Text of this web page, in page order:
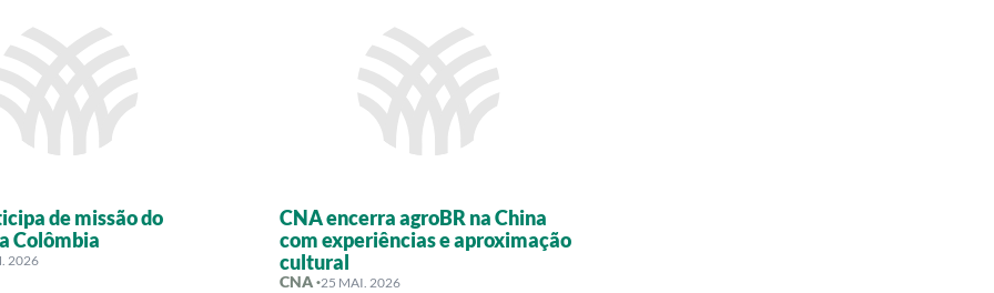
de missão do
Colômbia
2026
CNA encerra agroBR na China
com experiências e aproximação
cultural
CNA ·25 MAI. 2026